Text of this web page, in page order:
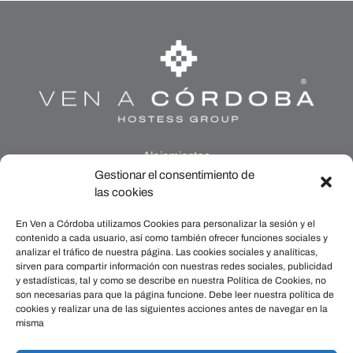
Gestionar el consentimiento de
las cookies
En Ven a Córdoba utilizamos Cookies para personalizar la sesión y el
contenido a cada usuario, así como también ofrecer funciones sociales y
analizar el tráfico de nuestra página. Las cookies sociales y analíticas,
sirven para compartir información con nuestras redes sociales, publicidad
y estadísticas, tal y como se describe en nuestra Política de Cookies, no
son necesarias para que la página funcione. Debe leer nuestra política de
cookies y realizar una de las siguientes acciones antes de navegar en la
misma
n
e
n
t
r
- Alojamientos -
MEDINA QURTUBA
SAN FERNANDO 76
POSADA DE LA JUDERÍA
POSADA DE ALMANZOR
PUENTE DE MIRAFLORES
ALCORNOCOSAS
BOUTIQUE CASA CALDEREROS